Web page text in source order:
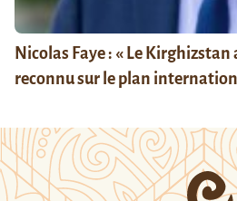
Nicolas Faye : « Le
reconnu sur le plan